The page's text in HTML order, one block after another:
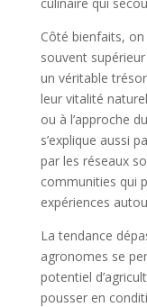
Côté bienfaits,
souvent
un véritable
leur vitalité
ou à l’approche
s’explique aussi
par les réseaux
communities qui
expériences
La tendance
agronomes se
potentiel
pousser en